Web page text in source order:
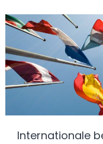
Internationale